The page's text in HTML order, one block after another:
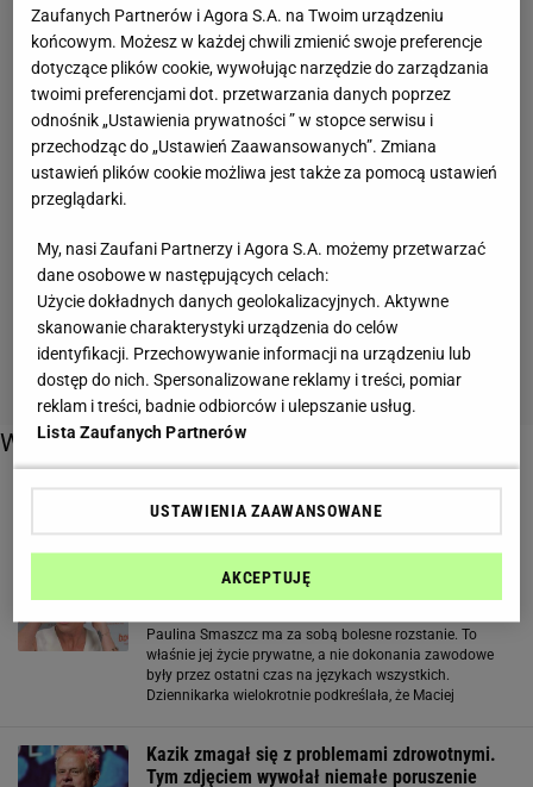
Więcej o:
problemy zdrowotne
Paulina Smaszcz schudła 12 kg. Wszystko
przez problemy zdrowotne
Paulina Smaszcz ma za sobą bolesne rozstanie. To
właśnie jej życie prywatne, a nie dokonania zawodowe
były przez ostatni czas na językach wszystkich.
Dziennikarka wielokrotnie podkreślała, że Maciej
Kazik zmagał się z problemami zdrowotnymi.
Tym zdjęciem wywołał niemałe poruszenie
Zaufanych Partnerów i Agora S.A. na Twoim urządzeniu
końcowym. Możesz w każdej chwili zmienić swoje preferencje
dotyczące plików cookie, wywołując narzędzie do zarządzania
twoimi preferencjami dot. przetwarzania danych poprzez
odnośnik „Ustawienia prywatności ” w stopce serwisu i
przechodząc do „Ustawień Zaawansowanych”. Zmiana
ustawień plików cookie możliwa jest także za pomocą ustawień
przeglądarki.
My, nasi Zaufani Partnerzy i Agora S.A. możemy przetwarzać
dane osobowe w następujących celach:
Użycie dokładnych danych geolokalizacyjnych. Aktywne
skanowanie charakterystyki urządzenia do celów
identyfikacji. Przechowywanie informacji na urządzeniu lub
dostęp do nich. Spersonalizowane reklamy i treści, pomiar
reklam i treści, badnie odbiorców i ulepszanie usług.
Lista Zaufanych Partnerów
USTAWIENIA ZAAWANSOWANE
AKCEPTUJĘ